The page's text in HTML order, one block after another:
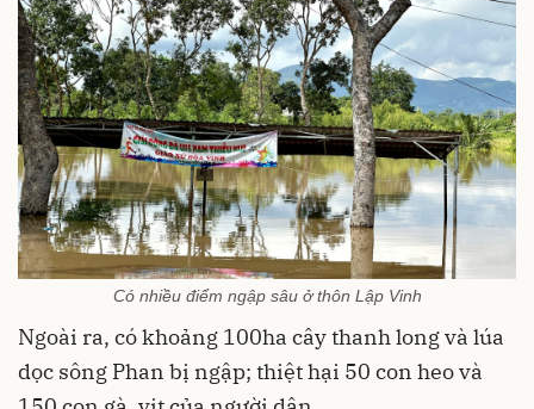
Có nhiều điểm ngập sâu ở thôn Lập Vinh
Ngoài ra, có khoảng 100ha cây thanh long và lúa
dọc sông Phan bị ngập; thiệt hại 50 con heo và